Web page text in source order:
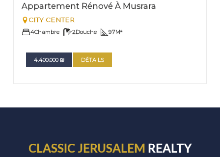
Appartement Rénové À Musrara
CITY CENTER
4Chambre 2Douche 97M²
4.400.000 ₪ DÉTAILS
CLASSIC JERUSALEM REALTY